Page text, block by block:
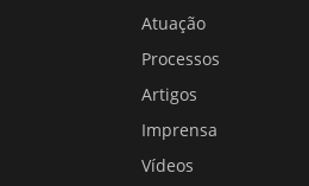
Atuação
Processos
Artigos
Imprensa
Vídeos